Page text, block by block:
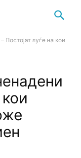
Постојат луѓе на кои